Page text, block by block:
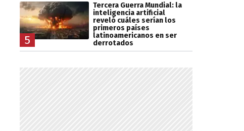
5
Tercera Guerra Mundial: la
inteligencia artificial
reveló cuáles serían los
primeros países
latinoamericanos en ser
derrotados